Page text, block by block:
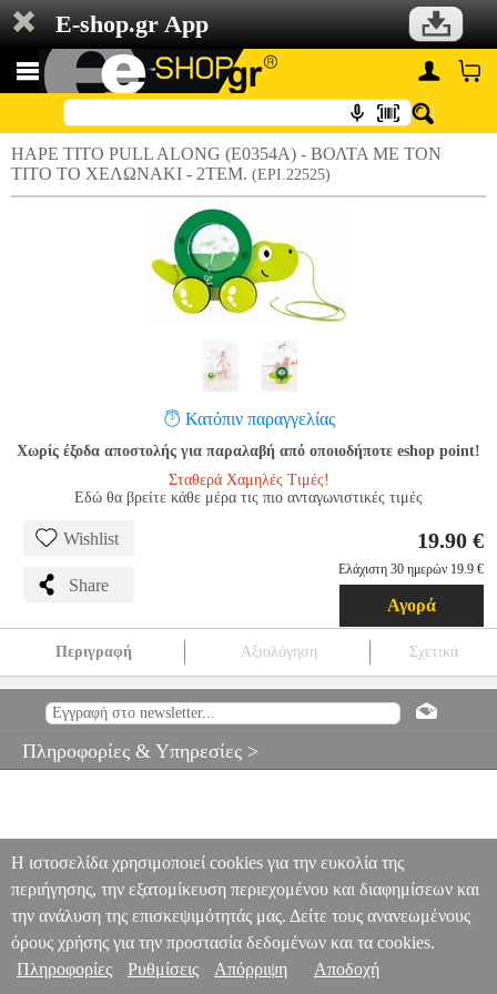
E-shop.gr App
HAPE TITO PULL ALONG (E0354A) - ΒΟΛΤΑ ΜΕ ΤΟΝ
ΤΙΤΟ ΤΟ ΧΕΛΩΝΑΚΙ - 2ΤΕΜ. (EPI.22525)
Κατόπιν παραγγελίας
Χωρίς έξοδα αποστολής για παραλαβή από οποιοδήποτε eshop point!
Σταθερά Χαμηλές Τιμές!
Εδώ θα βρείτε κάθε μέρα τις πιο ανταγωνιστικές τιμές
Wishlist
Share
19.90 €
Ελάχιστη 30 ημερών 19.9 €
Αγορά
Περιγραφή Αξιολόγηση Σχετικά
ΤΟ ΧΕΛΩΝΑΚΙ - 2ΤΕΜ.
HAPE HAPE
ΜΕ ΤΟΝ ΤΙΤΟ ΤΟ ΧΕΛΩΝΑΚΙ - 2ΤΕΜ.
Πληροφορίες & Υπηρεσίες >
Η ιστοσελίδα χρησιμοποιεί cookies για την ευκολία της
περιήγησης, την εξατομίκευση περιεχομένου και διαφημίσεων και
την ανάλυση της επισκεψιμότητάς μας. Δείτε τους ανανεωμένους
όρους χρήσης για την προστασία δεδομένων και τα cookies.
Πληροφορίες
Ρυθμίσεις Απόρριψη Αποδοχή